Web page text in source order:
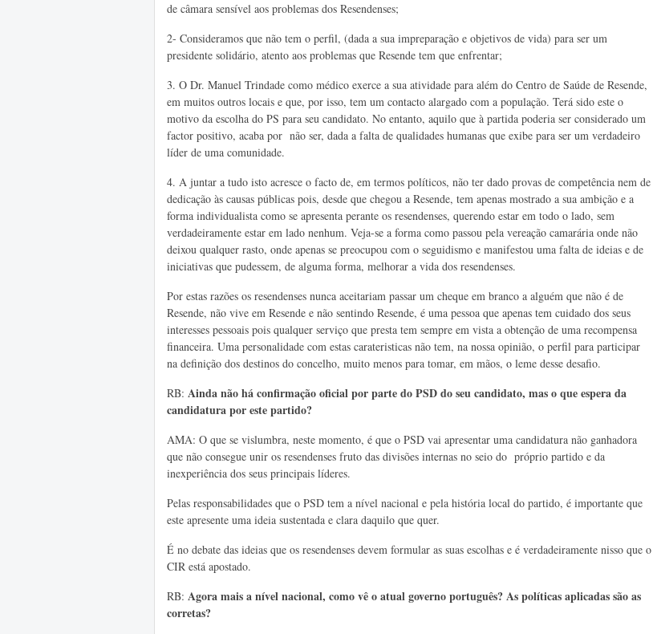
de câmara sensível aos problemas dos Resendenses;
2- Consideramos que não tem o perfil, (dada a sua impreparação e objetivos de vida) para ser um
presidente solidário, atento aos problemas que Resende tem que enfrentar;
3. O Dr. Manuel Trindade como médico exerce a sua atividade para além do Centro de Saúde de Resende,
em muitos outros locais e que, por isso, tem um contacto alargado com a população. Terá sido este o
motivo da escolha do PS para seu candidato. No entanto, aquilo que à partida poderia ser considerado um
factor positivo, acaba por não ser, dada a falta de qualidades humanas que exibe para ser um verdadeiro
líder de uma comunidade.
4. A juntar a tudo isto acresce o facto de, em termos políticos, não ter dado provas de competência nem de
dedicação às causas públicas pois, desde que chegou a Resende, tem apenas mostrado a sua ambição e a
forma individualista como se apresenta perante os resendenses, querendo estar em todo o lado, sem
verdadeiramente estar em lado nenhum. Veja-se a forma como passou pela vereação camarária onde não
deixou qualquer rasto, onde apenas se preocupou com o seguidismo e manifestou uma falta de ideias e de
iniciativas que pudessem, de alguma forma, melhorar a vida dos resendenses.
Por estas razões os resendenses nunca aceitariam passar um cheque em branco a alguém que não é de
Resende, não vive em Resende e não sentindo Resende, é uma pessoa que apenas tem cuidado dos seus
interesses pessoais pois qualquer serviço que presta tem sempre em vista a obtenção de uma recompensa
financeira. Uma personalidade com estas carateristicas não tem, na nossa opinião, o perfil para participar
na definição dos destinos do concelho, muito menos para tomar, em mãos, o leme desse desafio.
RB: Ainda não há confirmação oficial por parte do PSD do seu candidato, mas o que espera da
candidatura por este partido?
AMA: O que se vislumbra, neste momento, é que o PSD vai apresentar uma candidatura não ganhadora
que não consegue unir os resendenses fruto das divisões internas no seio do próprio partido e da
inexperiência dos seus principais líderes.
Pelas responsabilidades que o PSD tem a nível nacional e pela história local do partido, é importante que
este apresente uma ideia sustentada e clara daquilo que quer.
É no debate das ideias que os resendenses devem formular as suas escolhas e é verdadeiramente nisso que o
CIR está apostado.
RB: Agora mais a nível nacional, como vê o atual governo português? As políticas aplicadas são as
corretas?